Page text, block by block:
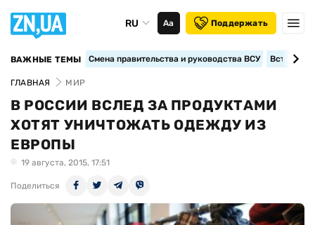
RU Аа Поддержать
ВАЖНЫЕ ТЕМЫ Смена правительства и руководства ВСУ
ГЛАВНАЯ МИР
В РОССИИ ВСЛЕД ЗА ПРОДУКТАМИ
ХОТЯТ УНИЧТОЖАТЬ ОДЕЖДУ ИЗ
ЕВРОПЫ
19 августа, 2015, 17:51
Поделиться